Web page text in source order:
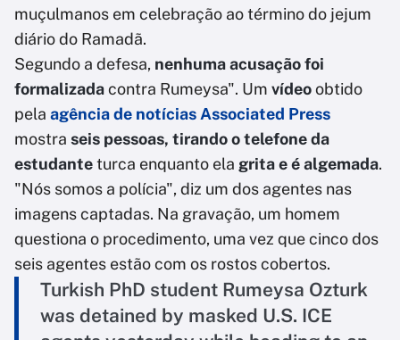
muçulmanos em celebração ao término do jejum
diário do Ramadã.
Segundo a defesa, nenhuma acusação foi
formalizadacontra Rumeysa". Um vídeoobtido
pela agência de notícias Associated Press
mostra seis pessoas, tirando o telefone da
estudanteturca enquanto ela grita e é algemada.
"Nós somos a polícia", diz um dos agentes nas
imagens captadas. Na gravação, um homem
questiona o procedimento, uma vez que cinco dos
seis agentes estão com os rostos cobertos.
Turkish PhD student Rumeysa Ozturk
was detained by masked U.S. ICE